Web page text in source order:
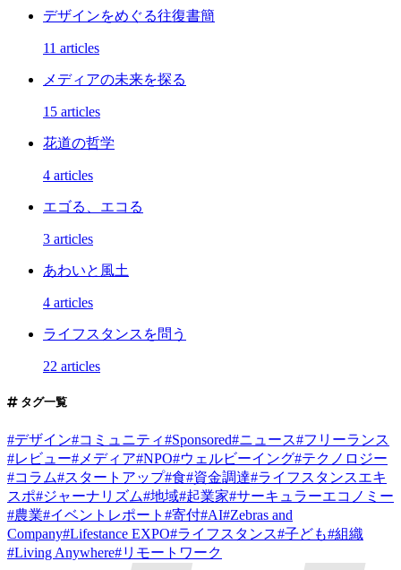
デザインをめぐる往復書簡
11 articles
メディアの未来を探る
15 articles
花道の哲学
4 articles
エゴる、エコる
3 articles
あわいと風土
4 articles
ライフスタンスを問う
22 articles
タグ一覧
#デザイン#コミュニティ#Sponsored#ニュース#フリーランス
#レビュー# メディア#NPO#ウェルビーイング#テクノロジー
#コラム#スタートアップ#食#資金調達#ライフスタンスエキ
スポ#ジャーナリズム#地域#起業家#サーキュラーエコノミー
#農業#イベントレポート #寄付#AI#Zebras and
Company#Lifestance EXPO#ライフスタンス#子ども#組織
#Living Anywhere#リモートワーク